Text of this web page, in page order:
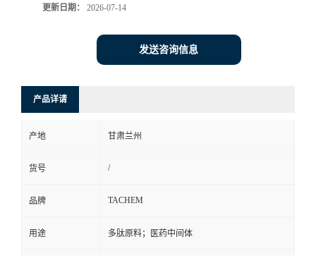
更新日期： 2026-07-14
发送咨询信息
产品详请
产地 甘肃兰州
货号 /
品牌 TACHEM
用途 多肽原料；医药中间体